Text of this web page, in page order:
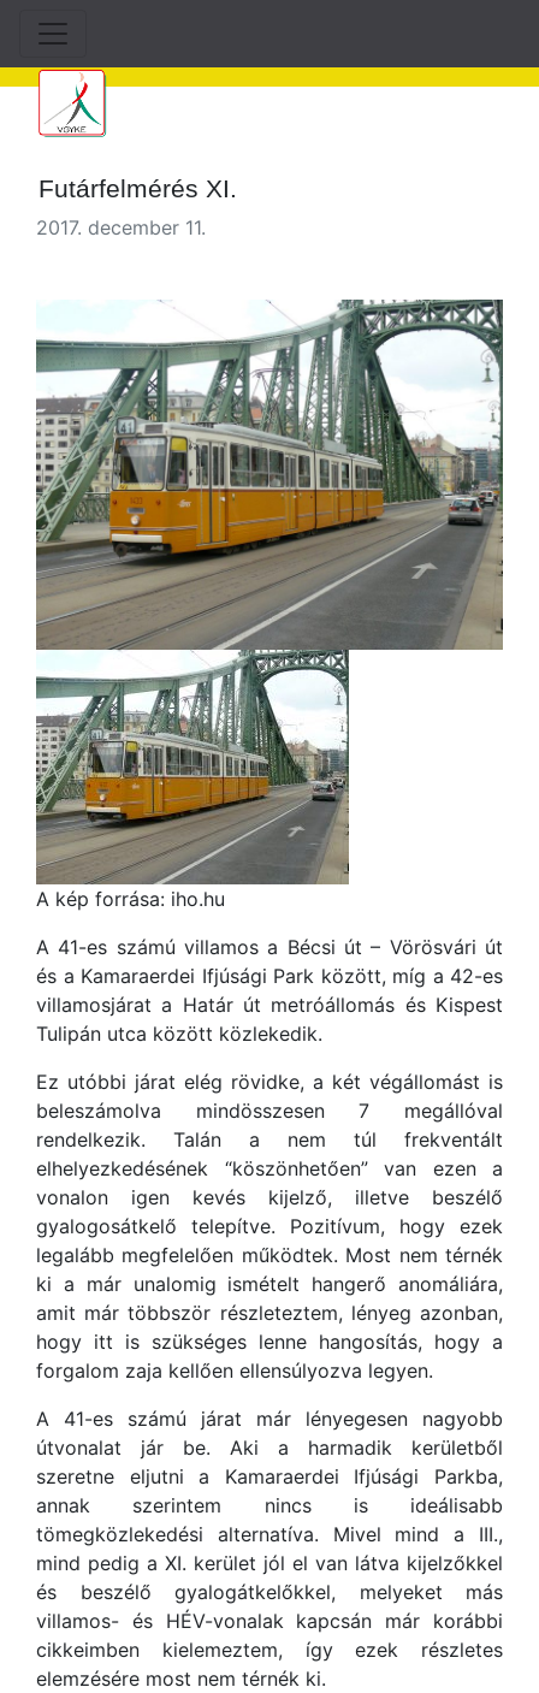
Futárfelmérés XI.
2017. december 11.
A kép forrása: iho.hu
A 41-es számú villamos a Bécsi út – Vörösvári út
és a Kamaraerdei Ifjúsági Park között, míg a 42-es
villamosjárat a Határ út metróállomás és Kispest
Tulipán utca között közlekedik.
Ez utóbbi járat elég rövidke, a két végállomást is
beleszámolva mindösszesen 7 megállóval
rendelkezik. Talán a nem túl frekventált
elhelyezkedésének “köszönhetően” van ezen a
vonalon igen kevés kijelző, illetve beszélő
gyalogosátkelő telepítve. Pozitívum, hogy ezek
legalább megfelelően működtek. Most nem térnék
ki a már unalomig ismételt hangerő anomáliára,
amit már többször részleteztem, lényeg azonban,
hogy itt is szükséges lenne hangosítás, hogy a
forgalom zaja kellően ellensúlyozva legyen.
A 41-es számú járat már lényegesen nagyobb
útvonalat jár be. Aki a harmadik kerületből
szeretne eljutni a Kamaraerdei Ifjúsági Parkba,
annak szerintem nincs is ideálisabb
tömegközlekedési alternatíva. Mivel mind a III.,
mind pedig a XI. kerület jól el van látva kijelzőkkel
és beszélő gyalogátkelőkkel, melyeket más
villamos- és HÉV-vonalak kapcsán már korábbi
cikkeimben kielemeztem, így ezek részletes
elemzésére most nem térnék ki.